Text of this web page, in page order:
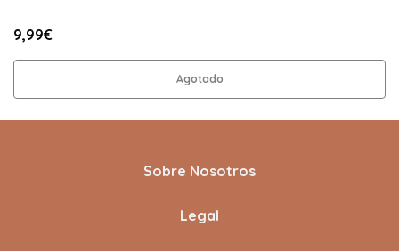
9,99€
Agotado
Sobre Nosotros
Legal